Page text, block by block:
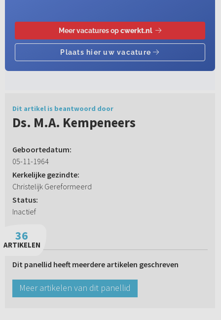
Dit artikel is beantwoord door
Ds. M.A. Kempeneers
Geboortedatum:
05-11-1964
Kerkelijke gezindte:
Christelijk Gereformeerd
Status:
Inactief
36
ARTIKELEN
Dit panellid heeft meerdere artikelen geschreven
Meer artikelen van dit panellid